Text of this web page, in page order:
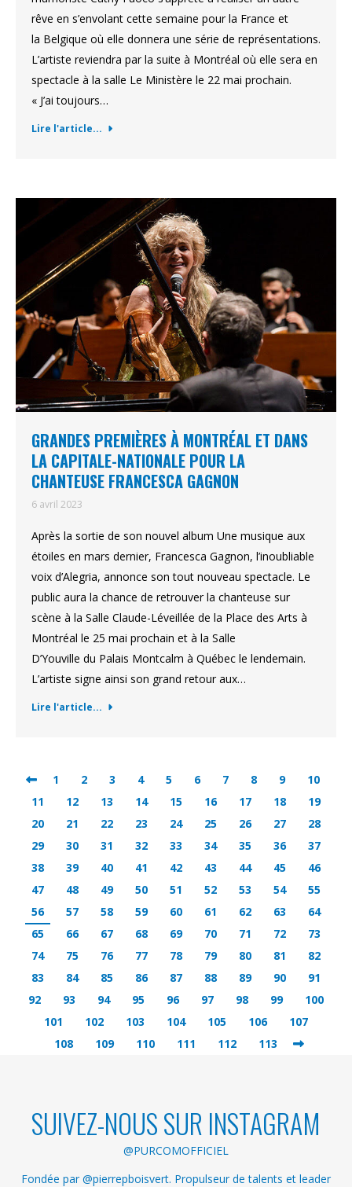
rêve en s’envolant cette semaine pour la France et
la Belgique où elle donnera une série de représentations.
L’artiste reviendra par la suite à Montréal où elle sera en
spectacle à la salle Le Ministère le 22 mai prochain.
« J’ai toujours…
Lire l'article...
GRANDES PREMIÈRES À MONTRÉAL ET DANS
LA CAPITALE-NATIONALE POUR LA
CHANTEUSE FRANCESCA GAGNON
6 avril 2023
Après la sortie de son nouvel album Une musique aux
étoiles en mars dernier, Francesca Gagnon, l’inoubliable
voix d’Alegria, annonce son tout nouveau spectacle. Le
public aura la chance de retrouver la chanteuse sur
scène à la Salle Claude-Léveillée de la Place des Arts à
Montréal le 25 mai prochain et à la Salle
D’Youville du Palais Montcalm à Québec le lendemain.
L’artiste signe ainsi son grand retour aux…
Lire l'article...
1 2 3 4 5 6 7 8 9
10
11
12 13 14 15 16 17 18
19
20
21 22 23 24 25 26 27
28
29
30 31 32 33 34 35 36
37
38
39 40 41 42 43 44 45
46
47
48 49 50 51 52 53 54
55
56
57 58 59 60 61 62 63
64
65
66 67 68 69 70 71 72
73
74
75 76 77 78 79 80 81
82
83
84 85 86 87 88 89 90
91
92
93 94 95 96 97 98 99
100
101
102 103 104 105 106
107
108
109 110 111 112 113
SUIVEZ-NOUS SUR INSTAGRAM
@PURCOMOFFICIEL
Fondée par @pierrepboisvert. Propulseur de talents et leader